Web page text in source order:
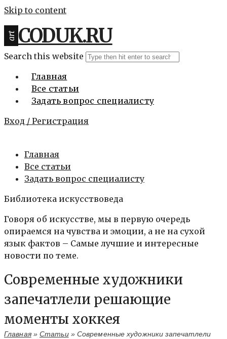
Skip to content
art CODUK.RU
Search this website
Главная
Все статьи
Задать вопрос специалисту
Вход / Регистрация
Главная
Все статьи
Задать вопрос специалисту
Библиотека искусствоведа
Говоря об искусстве, мы в первую очередь
опираемся на чувства и эмоции, а не на сухой
язык фактов – Самые лучшие и интересные
новости по теме.
Современные художники
запечатлели решающие
моменты хоккея
Главная»Статьи» Современные художники запечатлели